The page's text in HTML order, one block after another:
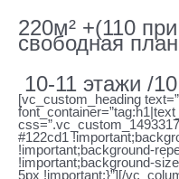
220м² +(110
свободная
10-11 этажи /
[vc_custom_heading
#122cd1
!important;background-
!important;background-
5px !important;}”][/